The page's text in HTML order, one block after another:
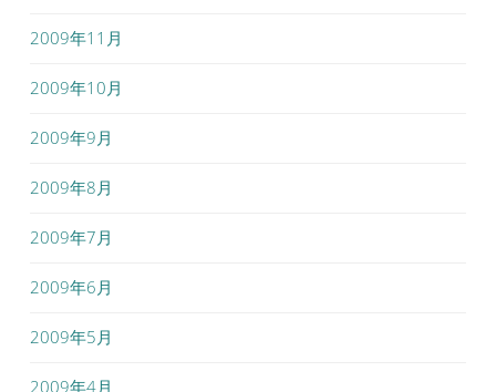
2009年11月
2009年10月
2009年9月
2009年8月
2009年7月
2009年6月
2009年5月
2009年4月